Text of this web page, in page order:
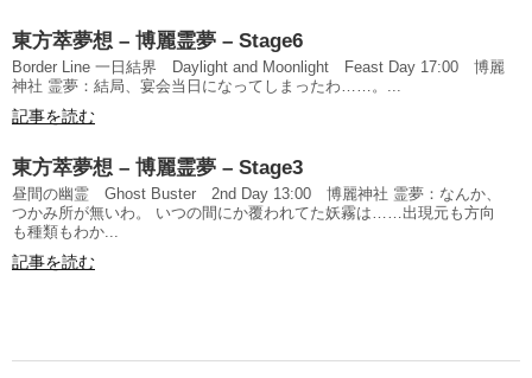
東方萃夢想 – 博麗霊夢 – Stage6
Border Line 一日結界 Daylight and Moonlight Feast Day 17:00 博麗
神社 霊夢：結局、宴会当日になってしまったわ……。...
記事を読む
東方萃夢想 – 博麗霊夢 – Stage3
昼間の幽霊 Ghost Buster 2nd Day 13:00 博麗神社 霊夢：なんか、
つかみ所が無いわ。 いつの間にか覆われてた妖霧は……出現元も方向
も種類もわか...
記事を読む